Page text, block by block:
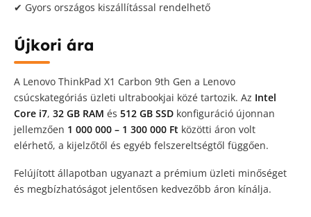
✔ Gyors országos kiszállítással rendelhető
Újkori ára
A Lenovo ThinkPad X1 Carbon 9th Gen a Lenovo
csúcskategóriás üzleti ultrabookjai közé tartozik. Az Intel
Core i7, 32 GB RAM és 512 GB SSD konfiguráció újonnan
jellemzően 1 000 000 – 1 300 000 Ft közötti áron volt
elérhető, a kijelzőtől és egyéb felszereltségtől függően.
Felújított állapotban ugyanazt a prémium üzleti minőséget
és megbízhatóságot jelentősen kedvezőbb áron kínálja.